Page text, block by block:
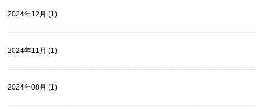
2024年12月 (1)
2024年11月 (1)
2024年08月 (1)